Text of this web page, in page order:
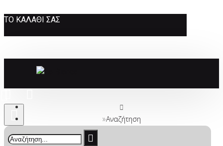
ΤΟ ΚΑΛΆΘΙ ΣΑΣ
Αναζήτηση